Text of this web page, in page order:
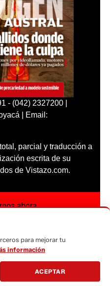
- (042) 2327200 |
| Email:
parcial y traducción a
escrita de su
de Vistazo.com.
ahora
para mejorar tu
información
ACEPTAR